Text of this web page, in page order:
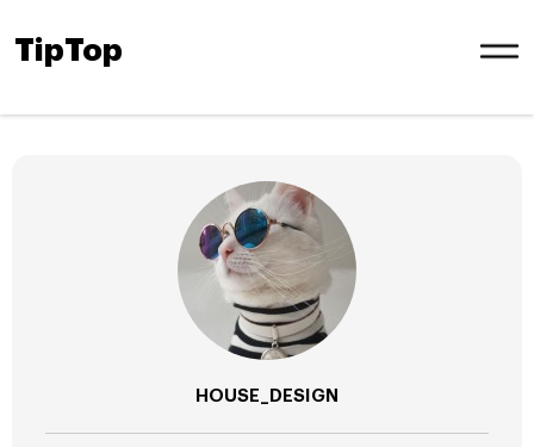
TipTop
HOUSE_DESIGN